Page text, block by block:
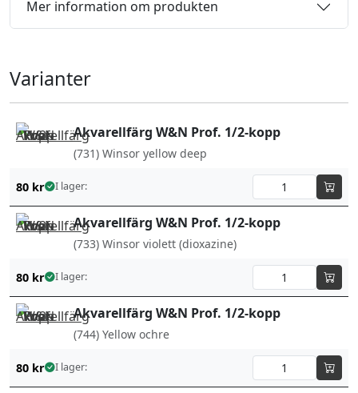
Mer information om produkten
Varianter
Akvarellfärg W&N Prof. 1/2-kopp
(731) Winsor yellow deep
80 kr I lager:
Akvarellfärg W&N Prof. 1/2-kopp
(733) Winsor violett (dioxazine)
80 kr I lager:
Akvarellfärg W&N Prof. 1/2-kopp
(744) Yellow ochre
80 kr I lager: